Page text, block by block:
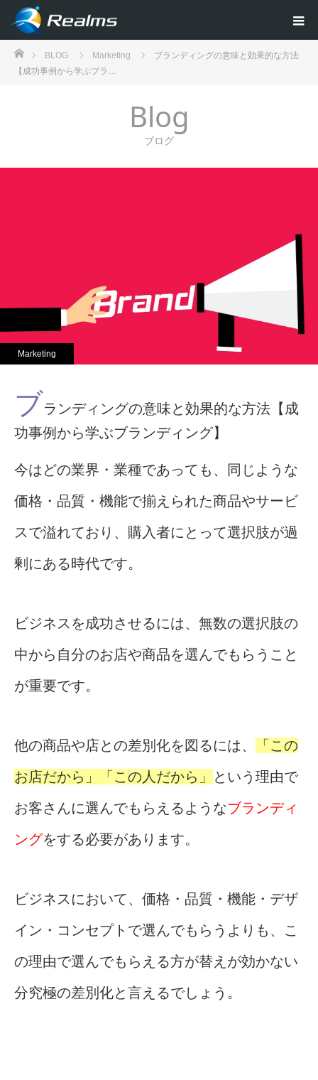
ホームBLOG Marketing
ブランディングの意味と効果的な方法
【成功事例から学ぶブラ…
Blog
ブログ
Marketing
ブランディングの意味と効果的な方法【成
功事例から学ぶブランディング】
今はどの業界・業種であっても、同じような
価格・品質・機能で揃えられた商品やサービ
スで溢れており、購入者にとって選択肢が過
剰にある時代です。
ビジネスを成功させるには、無数の選択肢の
中から自分のお店や商品を選んでもらうこと
が重要です。
他の商品や店との差別化を図るには、
「この
お店だから」「この人だから」
という理由で
お客さんに選んでもらえるようなブランディ
ングをする必要があります。
ビジネスにおいて、価格・品質・機能・デザ
イン・コンセプトで選んでもらうよりも、こ
の理由で選んでもらえる方が替えが効かない
分究極の差別化と言えるでしょう。